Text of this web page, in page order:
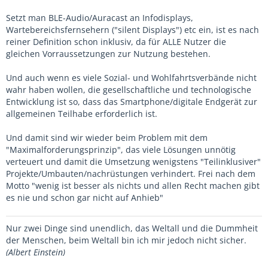
Setzt man BLE-Audio/Auracast an Infodisplays,
Wartebereichsfernsehern ("silent Displays") etc ein, ist es nach
reiner Definition schon inklusiv, da für ALLE Nutzer die
gleichen Vorraussetzungen zur Nutzung bestehen.
Und auch wenn es viele Sozial- und Wohlfahrtsverbände nicht
wahr haben wollen, die gesellschaftliche und technologische
Entwicklung ist so, dass das Smartphone/digitale Endgerät zur
allgemeinen Teilhabe erforderlich ist.
Und damit sind wir wieder beim Problem mit dem
"Maximalforderungsprinzip", das viele Lösungen unnötig
verteuert und damit die Umsetzung wenigstens "Teilinklusiver"
Projekte/Umbauten/nachrüstungen verhindert. Frei nach dem
Motto "wenig ist besser als nichts und allen Recht machen gibt
es nie und schon gar nicht auf Anhieb"
Nur zwei Dinge sind unendlich, das Weltall und die Dummheit
der Menschen, beim Weltall bin ich mir jedoch nicht sicher.
(Albert Einstein)